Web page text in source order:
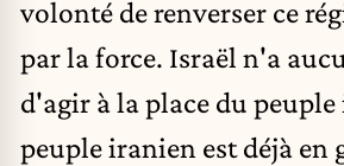
volonté de renverser ce
par la force. Israël n'a
d'agir à la place du
peuple iranien est déjà en